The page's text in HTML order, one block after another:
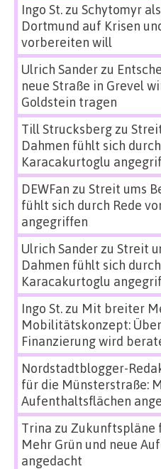
Ingo St.zu Schytomyr
Dortmund auf Krisen
vorbereiten will
Ulrich Sanderzu
neue Straße in Grevel
Goldstein tragen
Till Strucksbergzu
Dahmen fühlt sich
Karacakurtoglu
DEWFan zu Streit ums
fühlt sich durch Rede
angegriffen
Ulrich Sanderzu Streit
Dahmen fühlt sich
Karacakurtoglu
Ingo St.zu Mit breiter
Mobilitätskonzept:
Finanzierung wird
Nordstadtblogger-
für die Münsterstraße:
Aufenthaltsflächen
Trina zu Zukunftspläne
Mehr Grün und neue
angedacht